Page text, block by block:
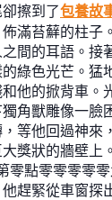
擦到了包養故
滿苔蘚的柱子
間的耳語。接
綠色光芒。猛
他的掀背車。
角獸雕像一臉
等他回過神來
獎狀的牆壁上
零點零零零零零
趕緊從車窗探